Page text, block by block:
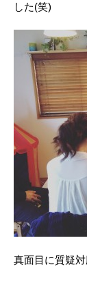
した(笑)
真面目に質疑